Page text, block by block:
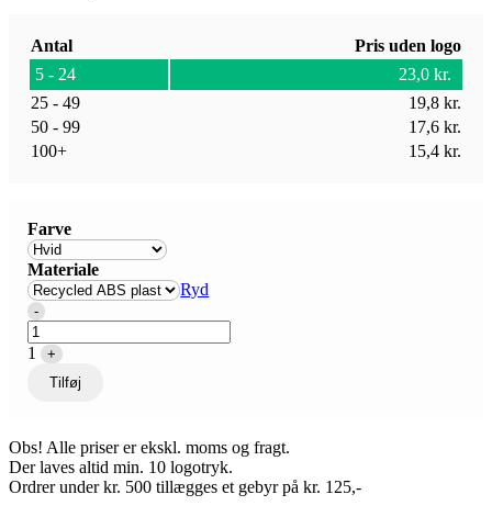
Antal
Pris uden logo
5 - 24
23,0 kr.
25 - 49
19,8 kr.
50 - 99
17,6 kr.
100+
15,4 kr.
Farve
Materiale
Ryd
Quantity
-
1
+
Tilføj
Obs! Alle priser er ekskl. moms og fragt.
Der laves altid min. 10 logotryk.
Ordrer under kr. 500 tillægges et gebyr på kr. 125,-